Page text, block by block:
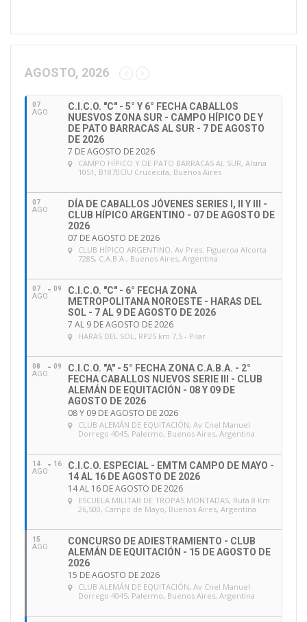
e
c
ó
AGOSTO, 2026
07
AGO
C.I.C.O. "C" - 5° Y 6° FECHA CABALLOS
NUESVOS ZONA SUR - CAMPO HÍPICO DE Y
DE PATO BARRACAS AL SUR - 7 DE AGOSTO
DE 2026
7 DE AGOSTO DE 2026
CAMPO HÍPICO Y DE PATO BARRACAS AL SUR, Alsina
1051, B1870CIU Crucecita, Buenos Aires
07
AGO
DÍA DE CABALLOS JÓVENES SERIES I, II Y III -
CLUB HÍPICO ARGENTINO - 07 DE AGOSTO DE
2026
07 DE AGOSTO DE 2026
CLUB HÍPICO ARGENTINO, Av Pres. Figueroa Alcorta
7285, C.A.B.A., Buenos Aires, Argentina
07
AGO
09
C.I.C.O. "C" - 6° FECHA ZONA
METROPOLITANA NOROESTE - HARAS DEL
SOL - 7 AL 9 DE AGOSTO DE 2026
7 AL 9 DE AGOSTO DE 2026
HARAS DEL SOL, RP25 km 7,5 - Pilar
08
AGO
09
C.I.C.O. "A" - 5° FECHA ZONA C.A.B.A. - 2°
FECHA CABALLOS NUEVOS SERIE III - CLUB
ALEMÁN DE EQUITACIÓN - 08 Y 09 DE
AGOSTO DE 2026
08 Y 09 DE AGOSTO DE 2026
CLUB ALEMÁN DE EQUITACIÓN, Av Cnel Manuel
Dorrego 4045, Palermo, Buenos Aires, Argentina
14
AGO
16
C.I.C.O. ESPECIAL - EMTM CAMPO DE MAYO -
14 AL 16 DE AGOSTO DE 2026
14 AL 16 DE AGOSTO DE 2026
ESCUELA MILITAR DE TROPAS MONTADAS, Ruta 8 Km
26,500, Campo de Mayo, Buenos Aires, Argentina
15
AGO
CONCURSO DE ADIESTRAMIENTO - CLUB
ALEMÁN DE EQUITACIÓN - 15 DE AGOSTO DE
2026
15 DE AGOSTO DE 2026
CLUB ALEMÁN DE EQUITACIÓN, Av Cnel Manuel
Dorrego 4045, Palermo, Buenos Aires, Argentina